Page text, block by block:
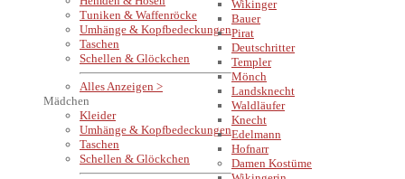
Tuniken & Waffenröcke
Umhänge & Kopfbedeckungen
Taschen
Schellen & Glöckchen
Alles Anzeigen >
Mädchen
Kleider
Umhänge & Kopfbedeckungen
Taschen
Schellen & Glöckchen
Wikinger
Bauer
Pirat
Deutschritter
Templer
Mönch
Landsknecht
Waldläufer
Knecht
Edelmann
Hofnarr
Damen Kostüme